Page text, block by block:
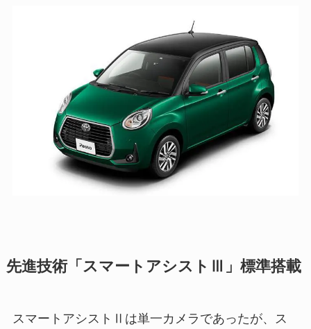
先進技術「スマートアシストⅢ」標準搭載
スマートアシストⅡは単一カメラであったが、ス